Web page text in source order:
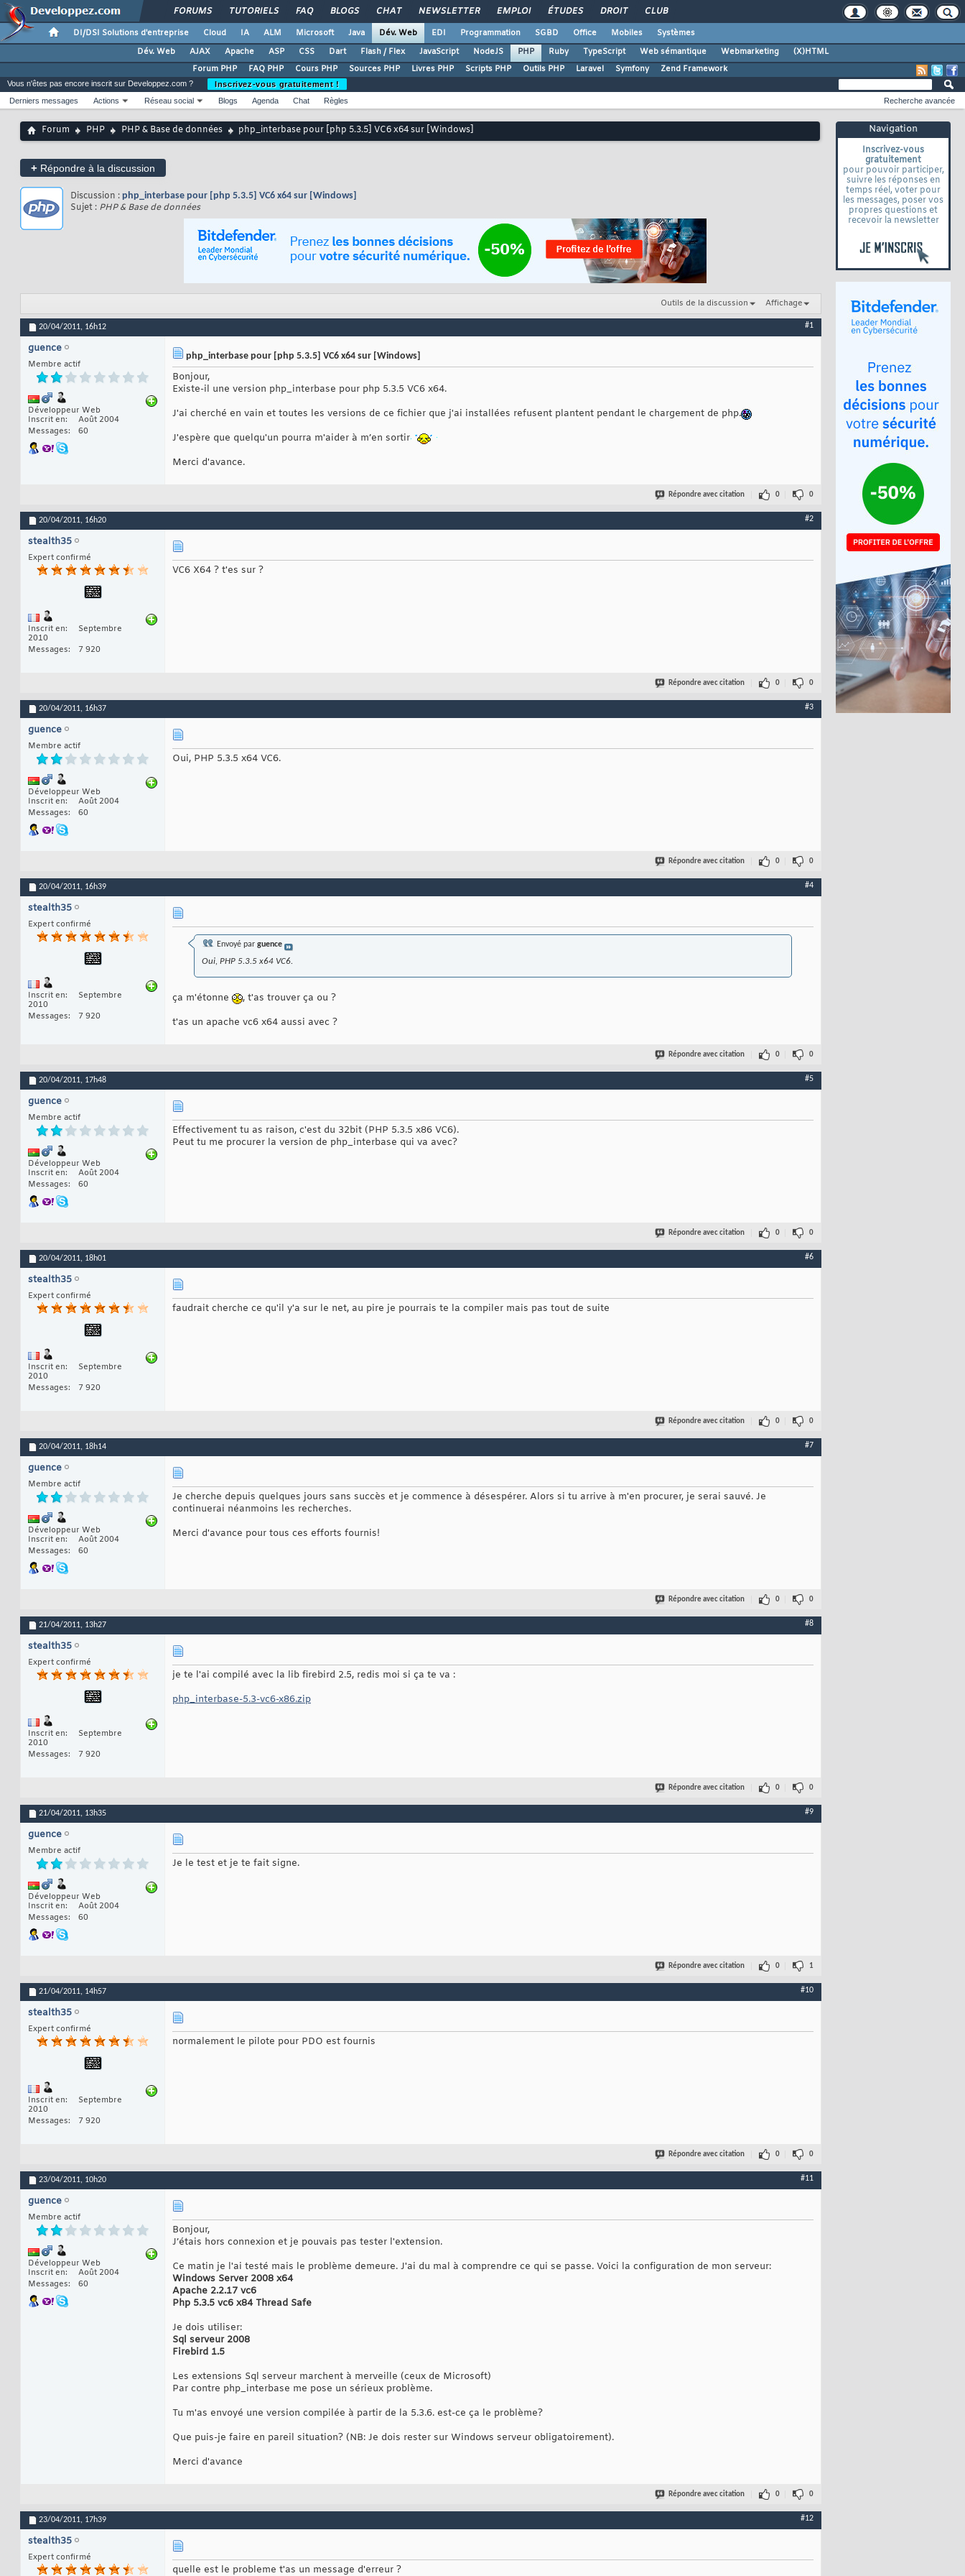
FORUMS TUTORIELS FAQ BLOGS CHAT NEWSLETTER EMPLOI ÉTUDES DROIT CLUB
DI/DSI Solutions d'entreprise Cloud IA ALM Microsoft Java Dév. Web EDI Programmation SGBD Office Mobiles
Systèmes
Dév. Web
AJAX Apache ASP CSS Dart Flash / Flex JavaScript NodeJS PHP Ruby TypeScript Web sémantique Webmarketing
(X)HTML
Forum PHP
FAQ PHP Cours PHP Sources PHP Livres PHP Scripts PHP Outils PHP Laravel Symfony Zend Framework
Navigation
Inscrivez-vous
gratuitement
pour pouvoir participer,
suivre les réponses en
temps réel, voter pour
les messages, poser vos
propres questions et
recevoir la newsletter
Vous n'êtes pas encore inscrit sur Developpez.com ?
Inscrivez-vous gratuitement !
Derniers messages
Actions Réseau social Blogs Agenda Chat Règles Recherche avancée
Forum PHP PHP & Base de données php_interbase pour [php 5.3.5] VC6 x64 sur [Windows]
+ Répondre à la discussion
Discussion : php_interbase pour [php 5.3.5] VC6 x64 sur [Windows]
Sujet : PHP & Base de données
Outils de la discussion Affichage
20/04/2011, 16h12 #1
guence
Membre actif
Développeur Web
Inscrit en
Août 2004
Messages
60
php_interbase pour [php 5.3.5] VC6 x64 sur [Windows]
Bonjour,
Existe-il une version php_interbase pour php 5.3.5 VC6 x64.
J'ai cherché en vain et toutes les versions de ce fichier que j'ai installées refusent plantent pendant le chargement de php.
J'espère que quelqu'un pourra m'aider à m’en sortir
Merci d'avance.
Répondre avec citation 0 0
20/04/2011, 16h20 #2
stealth35
Expert confirmé
Inscrit en
Septembre
2010
Messages
7 920
VC6 X64 ? t'es sur ?
Répondre avec citation 0 0
20/04/2011, 16h37 #3
guence
Membre actif
Développeur Web
Inscrit en
Août 2004
Messages
60
Oui, PHP 5.3.5 x64 VC6.
Répondre avec citation 0 0
20/04/2011, 16h39 #4
stealth35
Expert confirmé
Inscrit en
Septembre
2010
Messages
7 920
Envoyé par guence
Oui, PHP 5.3.5 x64 VC6.
ça m'étonne
, t'as trouver ça ou ?
t'as un apache vc6 x64 aussi avec ?
Répondre avec citation 0 0
20/04/2011, 17h48 #5
guence
Membre actif
Développeur Web
Inscrit en
Août 2004
Messages
60
Effectivement tu as raison, c'est du 32bit (PHP 5.3.5 x86 VC6).
Peut tu me procurer la version de php_interbase qui va avec?
Répondre avec citation 0 0
20/04/2011, 18h01 #6
stealth35
Expert confirmé
Inscrit en
Septembre
2010
Messages
7 920
faudrait cherche ce qu'il y'a sur le net, au pire je pourrais te la compiler mais pas tout de suite
Répondre avec citation 0 0
20/04/2011, 18h14 #7
guence
Membre actif
Développeur Web
Inscrit en
Août 2004
Messages
60
Je cherche depuis quelques jours sans succès et je commence à désespérer. Alors si tu arrive à m'en procurer, je serai sauvé. Je
continuerai néanmoins les recherches.
Merci d'avance pour tous ces efforts fournis!
Répondre avec citation 0 0
21/04/2011, 13h27 #8
stealth35
Expert confirmé
Inscrit en
Septembre
2010
Messages
7 920
je te l'ai compilé avec la lib firebird 2.5, redis moi si ça te va :
php_interbase-5.3-vc6-x86.zip
Répondre avec citation 0 0
21/04/2011, 13h35 #9
guence
Membre actif
Développeur Web
Inscrit en
Août 2004
Messages
60
Je le test et je te fait signe.
Répondre avec citation 0 1
21/04/2011, 14h57 #10
stealth35
Expert confirmé
Inscrit en
Septembre
2010
Messages
7 920
normalement le pilote pour PDO est fournis
Répondre avec citation 0 0
23/04/2011, 10h20 #11
guence
Membre actif
Développeur Web
Inscrit en
Août 2004
Messages
60
Bonjour,
J’étais hors connexion et je pouvais pas tester l'extension.
Ce matin je l'ai testé mais le problème demeure. J'ai du mal à comprendre ce qui se passe. Voici la configuration de mon serveur:
Windows Server 2008 x64
Apache 2.2.17 vc6
Php 5.3.5 vc6 x84 Thread Safe
Je dois utiliser:
Sql serveur 2008
Firebird 1.5
Les extensions Sql serveur marchent à merveille (ceux de Microsoft)
Par contre php_interbase me pose un sérieux problème.
Tu m'as envoyé une version compilée à partir de la 5.3.6. est-ce ça le problème?
Que puis-je faire en pareil situation? (NB: Je dois rester sur Windows serveur obligatoirement).
Merci d'avance
Répondre avec citation 0 0
23/04/2011, 17h39 #12
stealth35
Expert confirmé
quelle est le probleme t'as un message d'erreur ?